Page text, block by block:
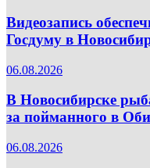
Видеозапись
Госдуму в
06.08.2026
В Новосибирске
за пойманного в
06.08.2026